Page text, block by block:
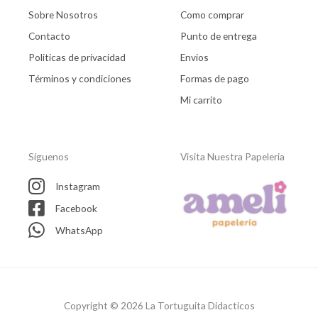
Sobre Nosotros
Contacto
Politicas de privacidad
Términos y condiciones
Como comprar
Punto de entrega
Envios
Formas de pago
Mi carrito
Síguenos
Instagram
Facebook
WhatsApp
Visita Nuestra Papeleria
Copyright © 2026 La Tortuguita Didacticos